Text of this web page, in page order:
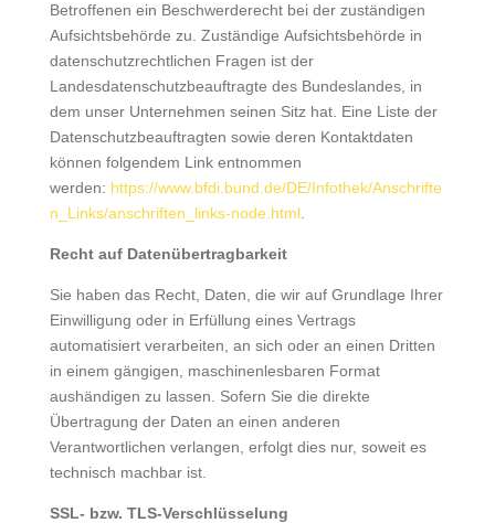
Betroffenen ein Beschwerderecht bei der zuständigen
Aufsichtsbehörde zu. Zuständige Aufsichtsbehörde in
datenschutzrechtlichen Fragen ist der
Landesdatenschutzbeauftragte des Bundeslandes, in
dem unser Unternehmen seinen Sitz hat. Eine Liste der
Datenschutzbeauftragten sowie deren Kontaktdaten
können folgendem Link entnommen
werden: https://www.bfdi.bund.de/DE/Infothek/Anschrifte
n_Links/anschriften_links-node.html.
Recht auf Datenübertragbarkeit
Sie haben das Recht, Daten, die wir auf Grundlage Ihrer
Einwilligung oder in Erfüllung eines Vertrags
automatisiert verarbeiten, an sich oder an einen Dritten
in einem gängigen, maschinenlesbaren Format
aushändigen zu lassen. Sofern Sie die direkte
Übertragung der Daten an einen anderen
Verantwortlichen verlangen, erfolgt dies nur, soweit es
technisch machbar ist.
SSL- bzw. TLS-Verschlüsselung